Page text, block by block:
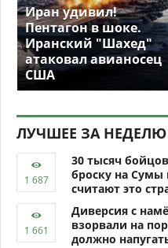
Иран удивил!
Пентагон в шоке.
Иранский "Шахед"
атаковал авианосец
США
ЛУЧШЕЕ ЗА НЕДЕЛЮ
30 тысяч
броску на Сумы
считают это
Диверсия с
взорвали на
должно